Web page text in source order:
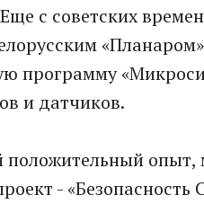
с советских
программу
и датчиков.
опыт,
- «Безопасность